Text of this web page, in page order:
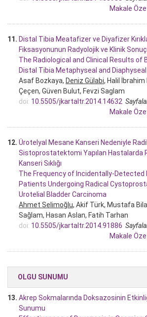
Makale
11. Distal Tibia Meatafizer ve Diyafizer
Fiksasyonunun Radyolojik ve Klinik
The Radiological and Clinical Results of
Distal Tibia Metaphyseal and
Asaf Bozkaya, Deniz Gülabi, Halil İbrahim
Çeçen, Güven Bulut, Fevzi Saglam
doi: 10.5505/jkartaltr.2014.14632
Makale
12. Ürotelyal Mesane Kanseri Nedeniyle
Sistoprostatektomi Yapılan Hastalarda
Kanseri Sıklığı
The Frequency of Incidentally-Detected
Patients Undergoing Radical
Urotelial Bladder Carcinoma
Ahmet Selimoğlu, Akif Türk, Mustafa
Sağlam, Hasan Aslan, Fatih Tarhan
doi: 10.5505/jkartaltr.2014.91886
Makale
OLGU SUNUMU
13. Akrep Sokmalarında Doksazosinin
Sunumu